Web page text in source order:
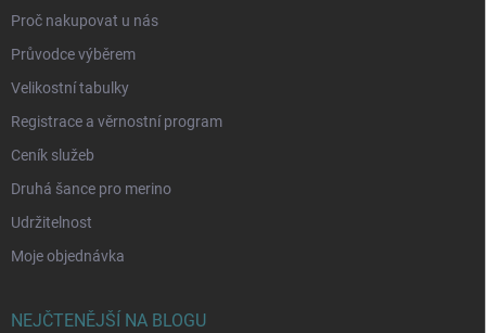
Proč nakupovat u nás
Průvodce výběrem
Velikostní tabulky
Registrace a věrnostní program
Ceník služeb
Druhá šance pro merino
Udržitelnost
Moje objednávka
NEJČTENĚJŠÍ NA BLOGU